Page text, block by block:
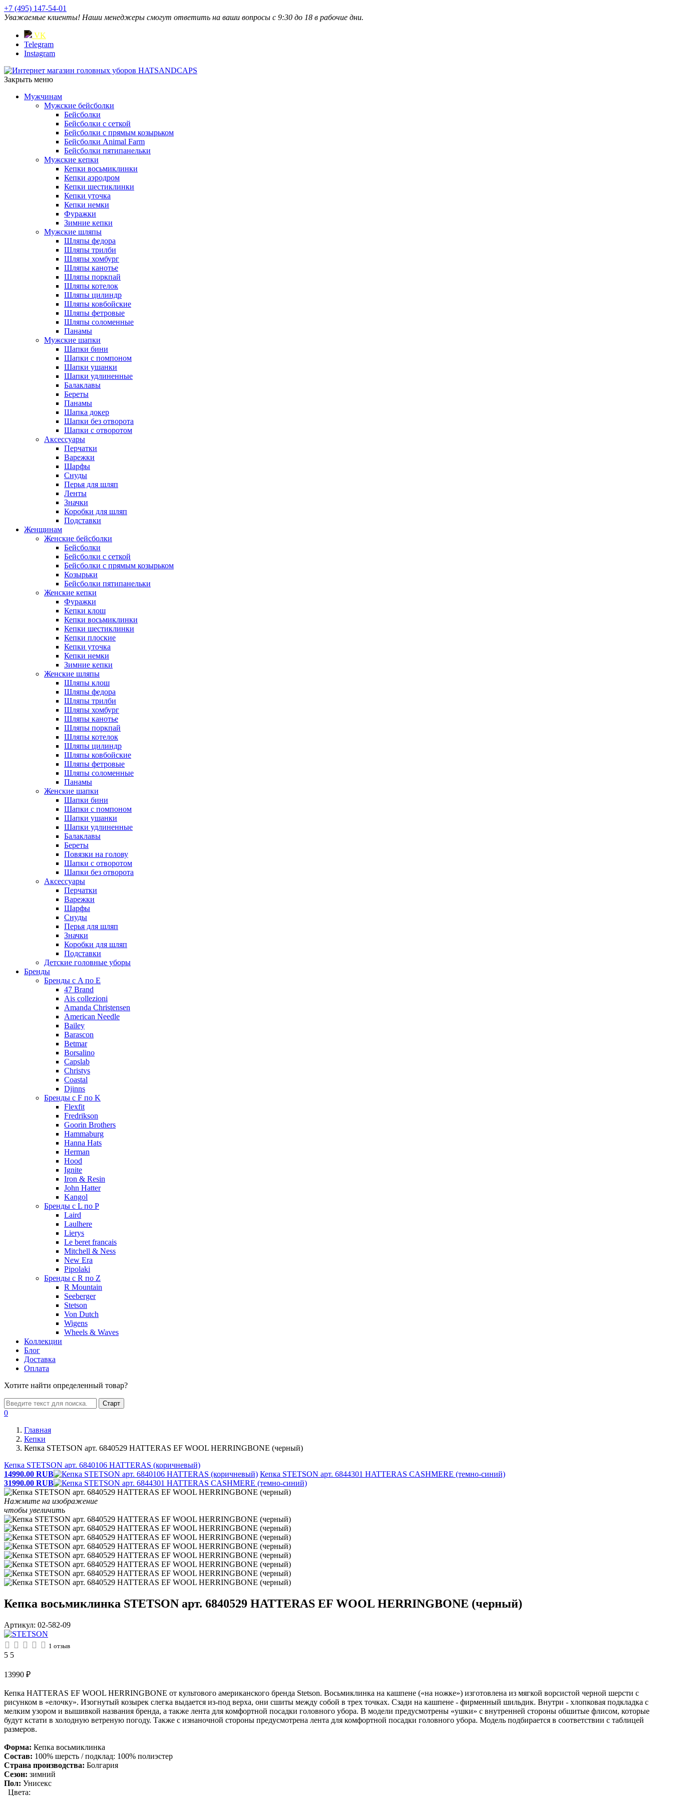
+7 (495) 147-54-01
Уважаемые клиенты! Наши менеджеры смогут ответить на ваши вопросы с 9:30 до 18 в рабочие дни.
VK
Telegram
Instagram
Закрыть меню
Мужчинам
Мужские бейсболки
Бейсболки
Бейсболки с сеткой
Бейсболки с прямым козырьком
Бейсболки Animal Farm
Бейсболки пятипанельки
Мужские кепки
Кепки восьмиклинки
Кепки аэродром
Кепки шестиклинки
Кепки уточка
Кепки немки
Фуражки
Зимние кепки
Мужские шляпы
Шляпы федора
Шляпы трилби
Шляпы хомбург
Шляпы канотье
Шляпы поркпай
Шляпы котелок
Шляпы цилиндр
Шляпы ковбойские
Шляпы фетровые
Шляпы соломенные
Панамы
Мужские шапки
Шапки бини
Шапки с помпоном
Шапки ушанки
Шапки удлиненные
Балаклавы
Береты
Панамы
Шапка докер
Шапки без отворота
Шапки с отворотом
Аксессуары
Перчатки
Варежки
Шарфы
Снуды
Перья для шляп
Ленты
Значки
Коробки для шляп
Подставки
Женщинам
Женские бейсболки
Бейсболки
Бейсболки с сеткой
Бейсболки с прямым козырьком
Козырьки
Бейсболки пятипанельки
Женские кепки
Фуражки
Кепки клош
Кепки восьмиклинки
Кепки шестиклинки
Кепки плоские
Кепки уточка
Кепки немки
Зимние кепки
Женские шляпы
Шляпы клош
Шляпы федора
Шляпы трилби
Шляпы хомбург
Шляпы канотье
Шляпы поркпай
Шляпы котелок
Шляпы цилиндр
Шляпы ковбойские
Шляпы фетровые
Шляпы соломенные
Панамы
Женские шапки
Шапки бини
Шапки с помпоном
Шапки ушанки
Шапки удлиненные
Балаклавы
Береты
Повязки на голову
Шапки с отворотом
Шапки без отворота
Аксессуары
Перчатки
Варежки
Шарфы
Снуды
Перья для шляп
Значки
Коробки для шляп
Подставки
Детские головные уборы
Бренды
Бренды с A по E
47 Brand
Ais collezioni
Amanda Christensen
American Needle
Bailey
Barascon
Betmar
Borsalino
Capslab
Christys
Coastal
Djinns
Бренды с F по K
Flexfit
Fredrikson
Goorin Brothers
Hammaburg
Hanna Hats
Herman
Hood
Ignite
Iron & Resin
John Hatter
Kangol
Бренды с L по P
Laird
Laulhere
Lierys
Le beret francais
Mitchell & Ness
New Era
Pipolaki
Бренды с R по Z
R Mountain
Seeberger
Stetson
Von Dutch
Wigens
Wheels & Waves
Коллекции
Блог
Доставка
Оплата
Хотите найти определенный товар?
Старт
0
Главная
Кепки
Кепка STETSON арт. 6840529 HATTERAS EF WOOL HERRINGBONE (черный)
Кепка STETSON арт. 6840106 HATTERAS (коричневый)
14990.00 RUB
Кепка STETSON арт. 6844301 HATTERAS CASHMERE (темно-синий)
31990.00 RUB
Нажмите на изображение
чтобы увеличить
Кепка восьмиклинка STETSON арт. 6840529 HATTERAS EF WOOL HERRINGBONE (черный)
Артикул: 02-582-09
1 отзыв
5 5
13990 ₽
Кепка HATTERAS EF WOOL HERRINGBONE от культового американского бренда Stetson. Восьмиклинка на кашпене («на ножке») изготовлена из мягкой ворсистой черной шерсти с
рисунком в «елочку». Изогнутый козырек слегка выдается из-под верха, они сшиты между собой в трех точках. Сзади на кашпене - фирменный шильдик. Внутри - хлопковая подкладка с
мелким узором и вышивкой названия бренда, а также лента для комфортной посадки головного убора. В модели предусмотрены «ушки» с внутренней стороны обшитые флисом, которые
будут кстати в холодную ветреную погоду. Также с изнаночной стороны предусмотрена лента для комфортной посадки головного убора. Модель подбирается в соответствии с таблицей
размеров.
Форма: Кепка восьмиклинка
Состав: 100% шерсть / подклад: 100% полиэстер
Страна производства: Болгария
Сезон: зимний
Пол: Унисекс
Цвета: